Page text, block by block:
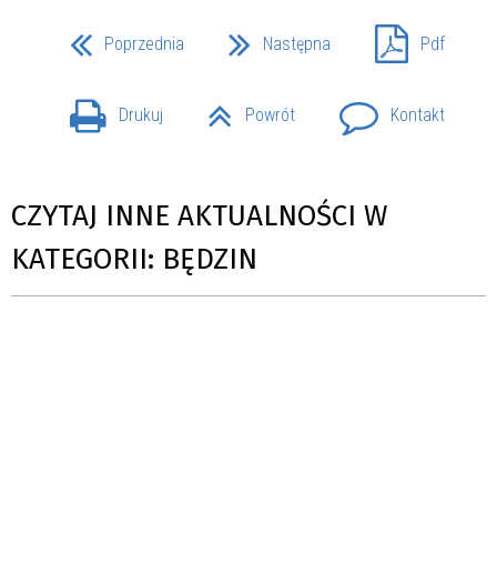
Poprzednia Następna Pdf
Drukuj Powrót Kontakt
CZYTAJ INNE AKTUALNOŚCI W
KATEGORII: BĘDZIN